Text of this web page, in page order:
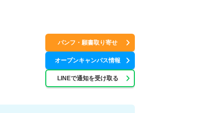
パンフ・願書取り寄せ
オープンキャンパス情報
LINEで通知を受け取る